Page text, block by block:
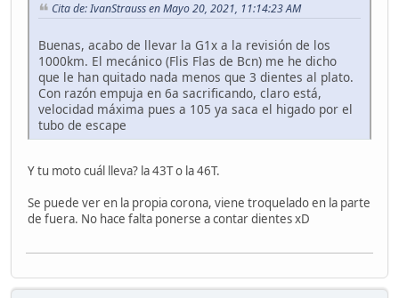
Cita de: IvanStrauss en Mayo 20, 2021, 11:14:23 AM
Buenas, acabo de llevar la G1x a la revisión de los
1000km. El mecánico (Flis Flas de Bcn) me he dicho
que le han quitado nada menos que 3 dientes al plato.
Con razón empuja en 6a sacrificando, claro está,
velocidad máxima pues a 105 ya saca el higado por el
tubo de escape
Y tu moto cuál lleva? la 43T o la 46T.
Se puede ver en la propia corona, viene troquelado en la parte
de fuera. No hace falta ponerse a contar dientes xD